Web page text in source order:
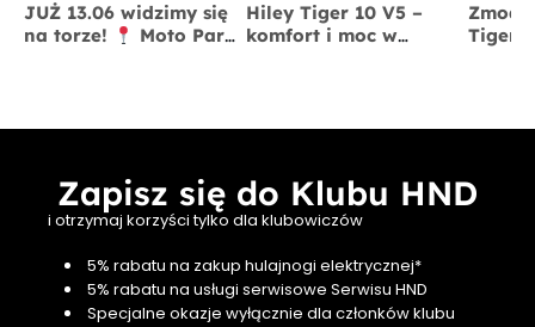
JUŻ 13.06 widzimy się
na torze!
Moto Park
Hiley Tiger 10 V5 –
komfort i moc w
Tiger
Zapisz się do Klubu HND
i otrzymaj korzyści tylko dla klubowiczów
5% rabatu na zakup hulajnogi elektrycznej*
5% rabatu na usługi serwisowe Serwisu HND
Specjalne okazje wyłącznie dla członków klubu